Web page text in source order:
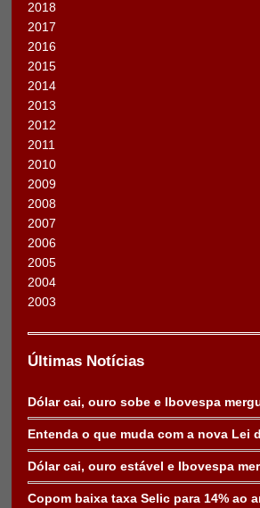
2018
2017
2016
2015
2014
2013
2012
2011
2010
2009
2008
2007
2006
2005
2004
2003
Últimas Notícias
Dólar cai, ouro sobe e Ibovespa
Entenda o que muda com a nova Lei
Dólar cai, ouro estável e Ibovespa
Copom baixa taxa Selic para 14% ao